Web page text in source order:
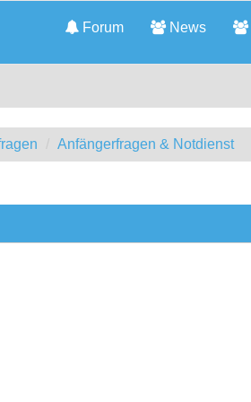
Forum News
Anfängerfragen & Notdienst